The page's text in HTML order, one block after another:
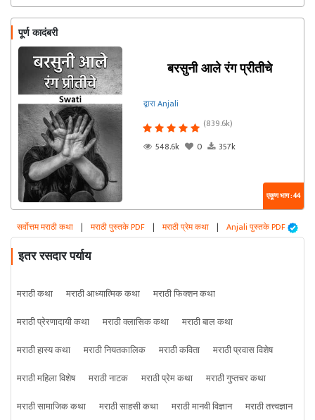
पूर्ण कादंबरी
बरसुनी आले रंग प्रीतीचे
द्वारा Anjali
(839.6k)
548.6k
0 357k
एकूण भाग : 44
सर्वोत्तम मराठी कथा | मराठी पुस्तके PDF | मराठी प्रेम कथा | Anjali पुस्तके PDF
इतर रसदार पर्याय
मराठी कथा मराठी आध्यात्मिक कथा
मराठी फिक्शन कथा
मराठी प्रेरणादायी कथा
मराठी क्लासिक कथा
मराठी बाल कथा
मराठी हास्य कथा
मराठी नियतकालिक मराठी कविता
मराठी प्रवास विशेष
मराठी महिला विशेष
मराठी नाटक मराठी प्रेम कथा
मराठी गुप्तचर कथा
मराठी सामाजिक कथा
मराठी साहसी कथा मराठी मानवी विज्ञान मराठी तत्त्वज्ञान